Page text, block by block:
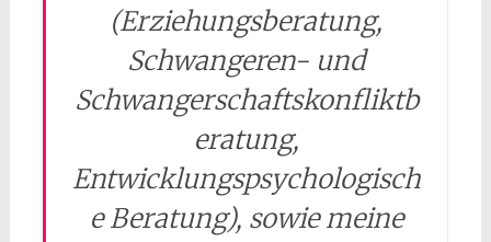
(Erziehungsberatung,
Schwangeren- und
Schwangerschaftskonfliktb
eratung,
Entwicklungspsychologisch
e Beratung), sowie meine